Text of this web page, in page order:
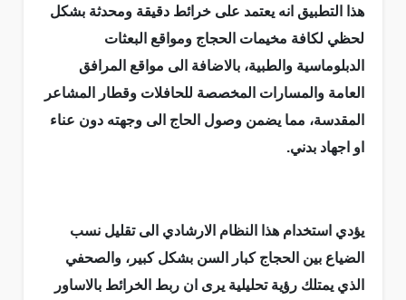
هذا التطبيق انه يعتمد على خرائط دقيقة ومحدثة بشكل
لحظي لكافة مخيمات الحجاج ومواقع البعثات
الدبلوماسية والطبية، بالاضافة الى مواقع المرافق
العامة والمسارات المخصصة للحافلات وقطار المشاعر
المقدسة، مما يضمن وصول الحاج الى وجهته دون عناء
او اجهاد بدني.
يؤدي استخدام هذا النظام الارشادي الى تقليل نسب
الضياع بين الحجاج كبار السن بشكل كبير، والصحفي
الذي يمتلك رؤية تحليلية يرى ان ربط الخرائط بالاساور